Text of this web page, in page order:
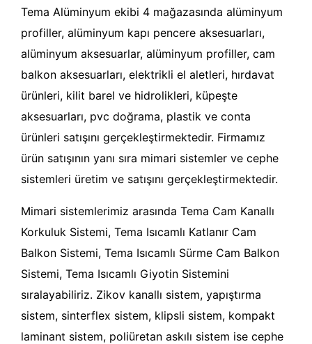
Tema Alüminyum ekibi 4 mağazasında alüminyum
profiller, alüminyum kapı pencere aksesuarları,
alüminyum aksesuarlar, alüminyum profiller, cam
balkon aksesuarları, elektrikli el aletleri, hırdavat
ürünleri, kilit barel ve hidrolikleri, küpeşte
aksesuarları, pvc doğrama, plastik ve conta
ürünleri satışını gerçekleştirmektedir. Firmamız
ürün satışının yanı sıra mimari sistemler ve cephe
sistemleri üretim ve satışını gerçekleştirmektedir.
Mimari sistemlerimiz arasında Tema Cam Kanallı
Korkuluk Sistemi, Tema Isıcamlı Katlanır Cam
Balkon Sistemi, Tema Isıcamlı Sürme Cam Balkon
Sistemi, Tema Isıcamlı Giyotin Sistemini
sıralayabiliriz. Zikov kanallı sistem, yapıştırma
sistem, sinterflex sistem, klipsli sistem, kompakt
laminant sistem, poliüretan askılı sistem ise cephe